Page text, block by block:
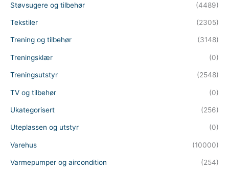
Støvsugere og tilbehør (4489)
Tekstiler (2305)
Trening og tilbehør (3148)
Treningsklær (0)
Treningsutstyr (2548)
TV og tilbehør (0)
Ukategorisert (256)
Uteplassen og utstyr (0)
Varehus (10000)
Varmepumper og aircondition (254)